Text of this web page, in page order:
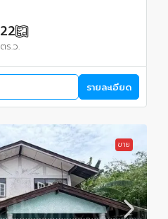
22
ตร.ว.
รายละเอียด
ขาย